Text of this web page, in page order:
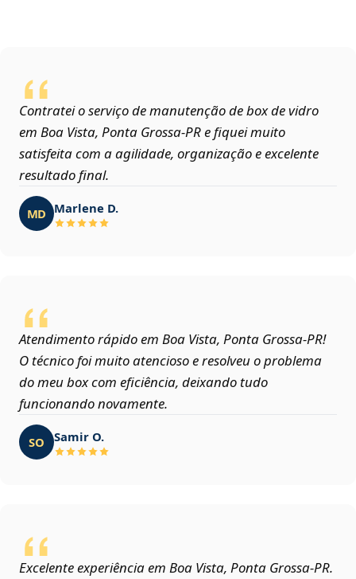
Contratei o serviço de manutenção de box de vidro
em Boa Vista, Ponta Grossa‑PR e fiquei muito
satisfeita com a agilidade, organização e excelente
resultado final.
MD Marlene D.
Atendimento rápido em Boa Vista, Ponta Grossa‑PR!
O técnico foi muito atencioso e resolveu o problema
do meu box com eficiência, deixando tudo
funcionando novamente.
SO Samir O.
Excelente experiência em Boa Vista, Ponta Grossa‑PR.